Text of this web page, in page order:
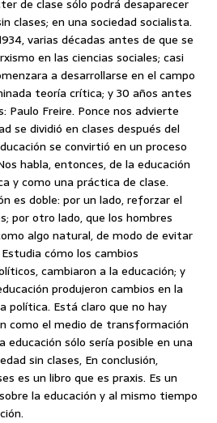
de clase sólo podrá desaparecer
clases; en una sociedad socialista.
varias décadas antes de que se
en las ciencias sociales; casi
a desarrollarse en el campo
teoría crítica; y 30 años antes
Paulo Freire. Ponce nos advierte
se dividió en clases después del
se convirtió en un proceso
habla, entonces, de la educación
y como una práctica de clase.
es doble: por un lado, reforzar el
por otro lado, que los hombres
algo natural, de modo de evitar
cómo los cambios
cambiaron a la educación; y
produjeron cambios en la
política. Está claro que no hay
como el medio de transformación
educación sólo sería posible en una
sin clases, En conclusión,
es un libro que es praxis. Es un
la educación y al mismo tiempo